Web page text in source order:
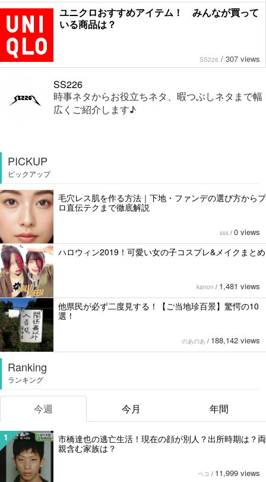
ユニクロおすすめアイテム！ みんなが買って
いる商品は？
SS226 / 307 views
SS226
時事ネタからお役立ちネタ、暇つぶしネタまで幅
広くご紹介します♪
PICKUP
ピックアップ
毛穴レス肌を作る方法｜下地・ファンデの選び方からプ
ロ直伝テクまで徹底解説
sss / 0 views
ハロウィン2019！可愛い女の子コスプレ&メイクまとめ
kanon / 1,481 views
他県民が必ず二度見する！【ご当地珍百景】驚愕の10
選！
のあのあ / 188,142 views
Ranking
ランキング
今週 今月 年間
1
市橋達也の逃亡生活！現在の顔が別人？出所時期は？両
親含む家族は？
ペコ / 11,999 views